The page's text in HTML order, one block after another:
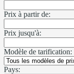
Prix à partir de:
Prix jusqu'à:
Modèle de tarification:
Pays: